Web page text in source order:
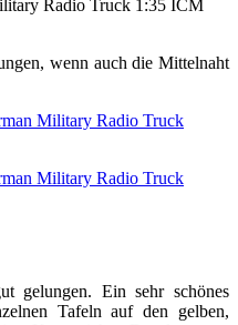
wenn auch die Mittelnaht
gelungen. Ein sehr schönes
Tafeln auf den gelben,